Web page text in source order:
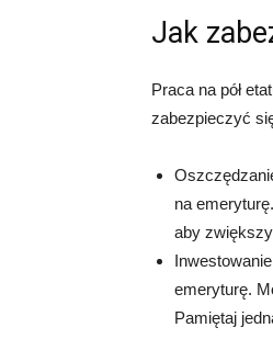
Jak
Praca na pół
zabezpieczyć
na
aby
emeryturę.
Pamiętaj